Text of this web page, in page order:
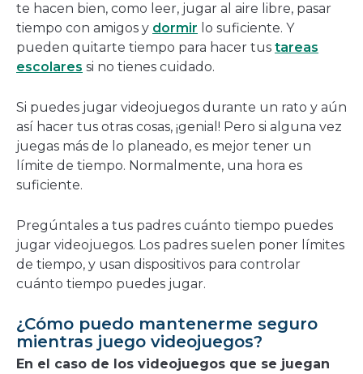
te hacen bien, como leer, jugar al aire libre, pasar
tiempo con amigos y dormir lo suficiente. Y
pueden quitarte tiempo para hacer tus tareas
escolares si no tienes cuidado.
Si puedes jugar videojuegos durante un rato y aún
así hacer tus otras cosas, ¡genial! Pero si alguna vez
juegas más de lo planeado, es mejor tener un
límite de tiempo. Normalmente, una hora es
suficiente.
Pregúntales a tus padres cuánto tiempo puedes
jugar videojuegos. Los padres suelen poner límites
de tiempo, y usan dispositivos para controlar
cuánto tiempo puedes jugar.
¿Cómo puedo mantenerme seguro
mientras juego videojuegos?
En el caso de los videojuegos que se juegan